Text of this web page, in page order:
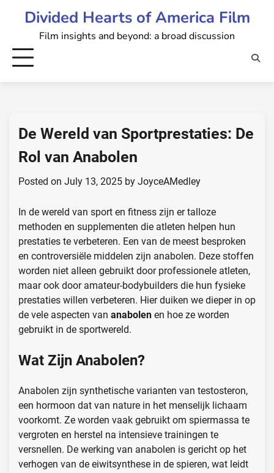
Divided Hearts of America Film
Film insights and beyond: a broad discussion
De Wereld van Sportprestaties: De
Rol van Anabolen
Posted on July 13, 2025 by JoyceAMedley
In de wereld van sport en fitness zijn er talloze
methoden en supplementen die atleten helpen hun
prestaties te verbeteren. Een van de meest besproken
en controversiële middelen zijn anabolen. Deze stoffen
worden niet alleen gebruikt door professionele atleten,
maar ook door amateur-bodybuilders die hun fysieke
prestaties willen verbeteren. Hier duiken we dieper in op
de vele aspecten van anabolen en hoe ze worden
gebruikt in de sportwereld.
Wat Zijn Anabolen?
Anabolen zijn synthetische varianten van testosteron,
een hormoon dat van nature in het menselijk lichaam
voorkomt. Ze worden vaak gebruikt om spiermassa te
vergroten en herstel na intensieve trainingen te
versnellen. De werking van anabolen is gericht op het
verhogen van de eiwitsynthese in de spieren, wat leidt